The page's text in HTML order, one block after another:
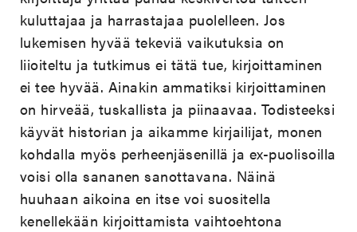
kuluttajaa ja harrastajaa puolelleen. Jos
lukemisen hyvää tekeviä vaikutuksia on
liioiteltu ja tutkimus ei tätä tue, kirjoittaminen
ei tee hyvää. Ainakin ammatiksi kirjoittaminen
on hirveää, tuskallista ja piinaavaa. Todisteeksi
käyvät historian ja aikamme kirjailijat, monen
kohdalla myös perheenjäsenillä ja ex-puolisoilla
voisi olla sananen sanottavana. Näinä
huuhaan aikoina en itse voi suositella
kenellekään kirjoittamista vaihtoehtona